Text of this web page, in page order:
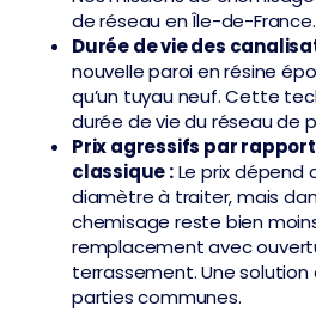
de réseau en Île-de-France.
Durée de vie des
nouvelle paroi en résine
qu’un tuyau neuf. Cette
durée de vie du réseau de
Prix agressifs par
classique :Le prix dépend
diamètre à traiter, mais
chemisage reste bien
remplacement avec
terrassement. Une solution
parties communes.